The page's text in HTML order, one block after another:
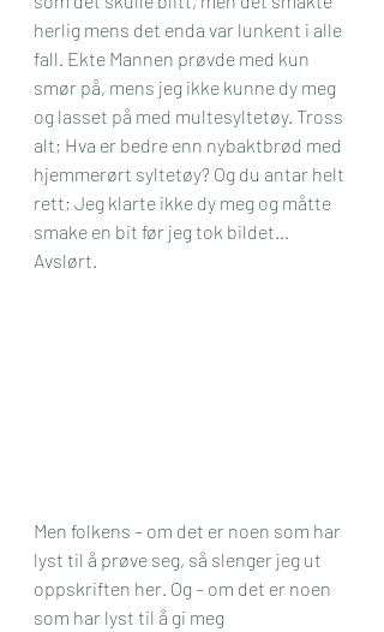
herlig mens det enda var lunkent i alle
fall. Ekte Mannen prøvde med kun
smør på, mens jeg ikke kunne dy meg
og lasset på med multesyltetøy. Tross
alt; Hva er bedre enn nybaktbrød med
hjemmerørt syltetøy? Og du antar helt
rett; Jeg klarte ikke dy meg og måtte
smake en bit før jeg tok bildet…
Avslørt.
Men folkens – om det er noen som har
lyst til å prøve seg, så slenger jeg ut
oppskriften her. Og – om det er noen
som har lyst til å gi meg